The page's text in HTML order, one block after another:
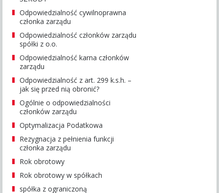
Odpowiedzialność cywilnoprawna
członka zarządu
Odpowiedzialność członków zarządu
spółki z o.o.
Odpowiedzialność karna członków
zarządu
Odpowiedzialność z art. 299 k.s.h. –
jak się przed nią obronić?
Ogólnie o odpowiedzialności
członków zarządu
Optymalizacja Podatkowa
Rezygnacja z pełnienia funkcji
członka zarządu
Rok obrotowy
Rok obrotowy w spółkach
spółka z ograniczoną